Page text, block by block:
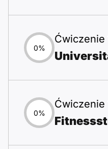
0%
Ćwiczenie
0%
Ćwiczenie